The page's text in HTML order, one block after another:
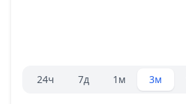
Селектор диапазона.
24ч 7д 1м 3м